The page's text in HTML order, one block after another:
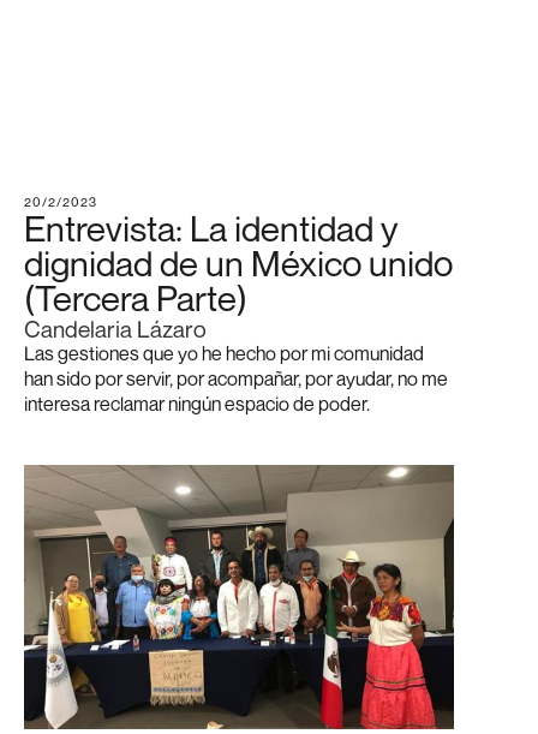
20/2/2023
Entrevista: La identidad y
dignidad de un México unido
(Tercera Parte)
Candelaria Lázaro
Las gestiones que yo he hecho por mi comunidad
han sido por servir, por acompañar, por ayudar, no me
interesa reclamar ningún espacio de poder.